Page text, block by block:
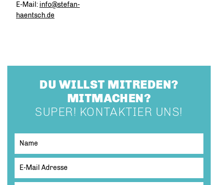
E-Mail: info@stefan-
haentsch.de
DU WILLST MITREDEN?
MITMACHEN?
SUPER! KONTAKTIER UNS!